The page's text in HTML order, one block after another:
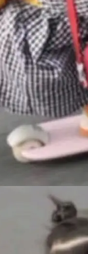
两项：
PoC走
用...
——bool
式、浅
的组
要知道
验、或
，两个
都在
Twitte
他所
不一
前的
Cloudf
平台
年秘密
开源项
。 设
兼容
调——
自带一
个数据
消除
当 cel
数据
成本暴
度明显
格除开
/ Z
机器，
No
E这
Fold8 /
且全
们本该
，一
的版
。 De
最显
com
的。git
：Delt
分
Spac
Alpha
，Spa
括：